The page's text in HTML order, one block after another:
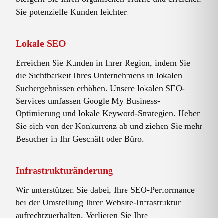
Sie potenzielle Kunden leichter.
Lokale SEO
Erreichen Sie Kunden in Ihrer Region, indem Sie
die Sichtbarkeit Ihres Unternehmens in lokalen
Suchergebnissen erhöhen. Unsere lokalen SEO-
Services umfassen Google My Business-
Optimierung und lokale Keyword-Strategien. Heben
Sie sich von der Konkurrenz ab und ziehen Sie mehr
Besucher in Ihr Geschäft oder Büro.
Infrastrukturänderung
Wir unterstützen Sie dabei, Ihre SEO-Performance
bei der Umstellung Ihrer Website-Infrastruktur
aufrechtzuerhalten. Verlieren Sie Ihre